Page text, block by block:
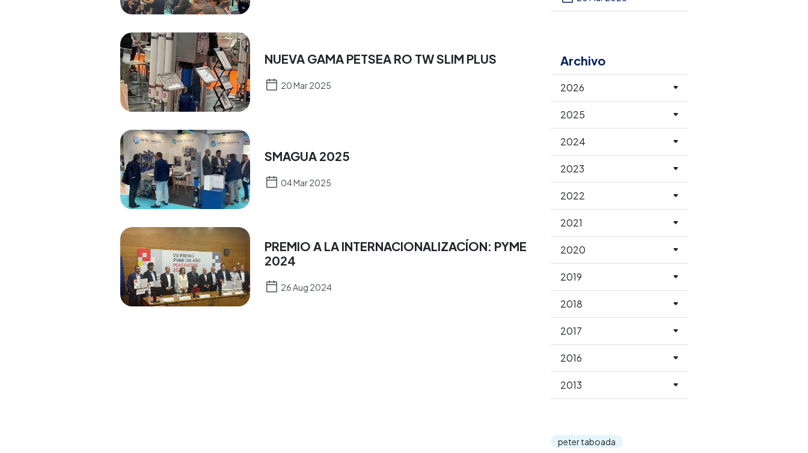
Archivo
2026
2025
2024
2023
2022
2021
2020
2019
2018
2017
2016
2013
peter taboada
NUEVA GAMA PETSEA RO TW SLIM PLUS
20 Mar 2025
SMAGUA 2025
04 Mar 2025
PREMIO A LA INTERNACIONALIZACÍON: PYME
2024
26 Aug 2024